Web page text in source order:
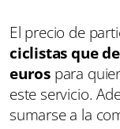
El precio de
ciclistas que
euros para
este servicio.
sumarse a la